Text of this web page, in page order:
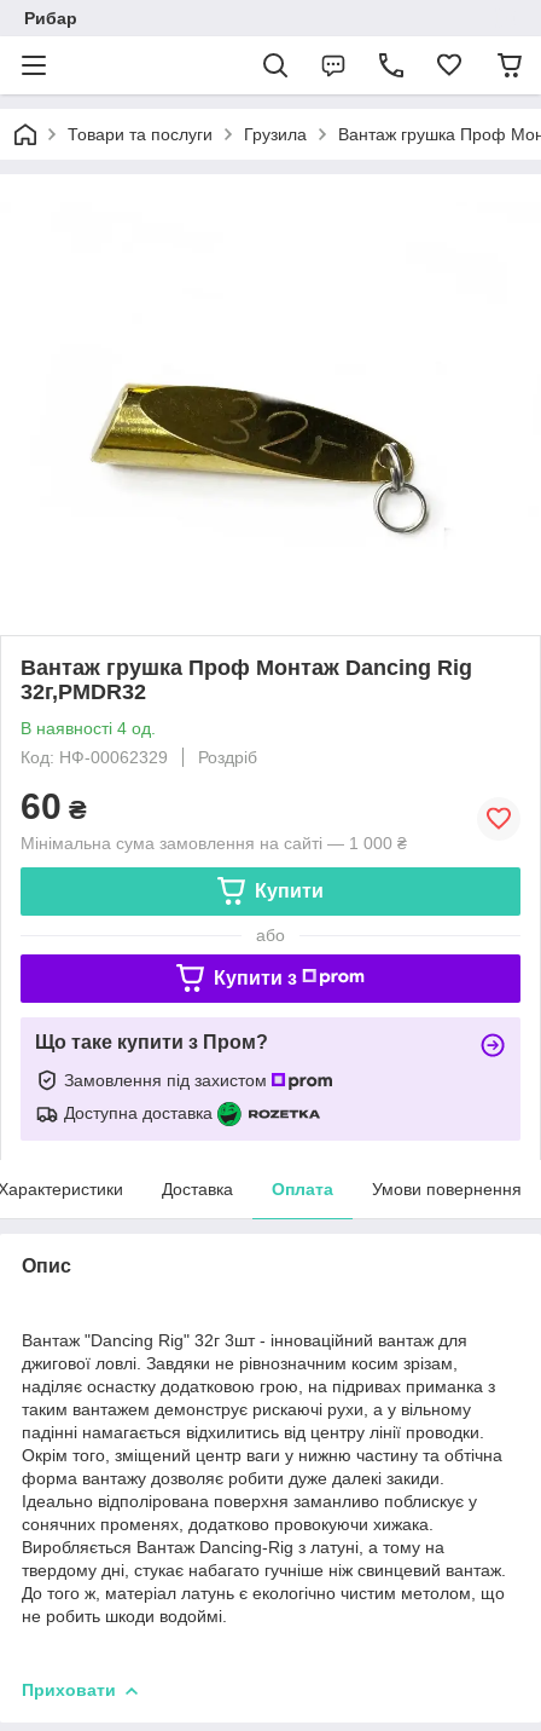
Рибар
Товари та послуги Грузила Вантаж грушка Проф
Вантаж грушка Проф Монтаж Dancing Rig
32г,PMDR32
В наявності 4 од.
Код: НФ-00062329
Роздріб
60 ₴
Мінімальна сума замовлення на сайті — 1 000 ₴
Купити
або
Купити з
Що таке купити з Пром?
Замовлення під захистом
Доступна доставка
Доставка Оплата Умови повернення
Опис
Вантаж "Dancing Rig" 32г 3шт - інноваційний вантаж для
джигової ловлі. Завдяки не рівнозначним косим зрізам,
наділяє оснастку додатковою грою, на підривах приманка з
таким вантажем демонструє рискаючі рухи, а у вільному
падінні намагається відхилитись від центру лінії проводки.
Окрім того, зміщений центр ваги у нижню частину та обтічна
форма вантажу дозволяє робити дуже далекі закиди.
Ідеально відполірована поверхня заманливо поблискує у
сонячних променях, додатково провокуючи хижака.
Виробляється Вантаж Dancing-Rig з латуні, а тому на
твердому дні, стукає набагато гучніше ніж свинцевий вантаж.
До того ж, матеріал латунь є екологічно чистим метолом, що
не робить шкоди водоймі.
Приховати